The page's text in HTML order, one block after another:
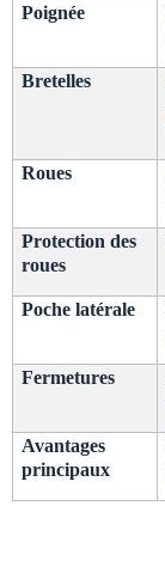
Poignée
Bretelles
Roues
Protection des
roues
Poche latérale
Fermetures
Avantages
principaux